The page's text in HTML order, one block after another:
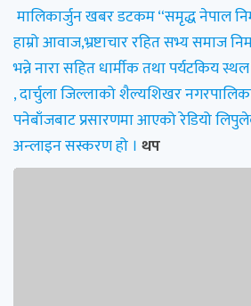
मालिकार्जुन खबर डटकम “समृद्ध नेपाल
हाम्रो आवाज,भ्रष्टाचार रहित सभ्य समाज
भन्ने नारा सहित धार्मीक तथा पर्यटकिय
, दार्चुला जिल्लाको शैल्यशिखर
पनेबाँजबाट प्रसारणमा आएको रेडियो
अन्लाइन सस्करण हो । थप